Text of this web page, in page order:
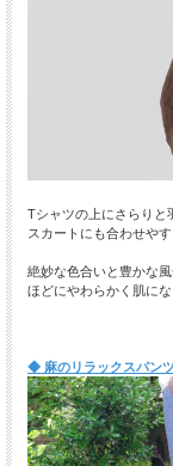
Tシャツの上にさらりと
スカートにも合わせや
絶妙な色合いと豊かな
ほどにやわらかく肌に
◆ 麻のリラックスパン